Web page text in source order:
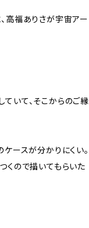
高福ありさが宇宙アー
いて、そこからのご縁
ースが分かりにくい。
くので描いてもらいた